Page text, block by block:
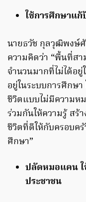
ใช้การศึกษาแ
นายธวัช กุลวุฒิพงษ์
ความคิดว่า “พื้นที่สา
จำนวนมากที่ไม่ได้อยู่
อยู่ในระบบการศึกษา
ชีวิตแบบไม่มีความห
ร่วมกันให้ความรู้ สร้
ชีวิตที่ดีให้กับครอบค
ศึกษา”
ปลัดหมอแคน ใ
ประชาชน